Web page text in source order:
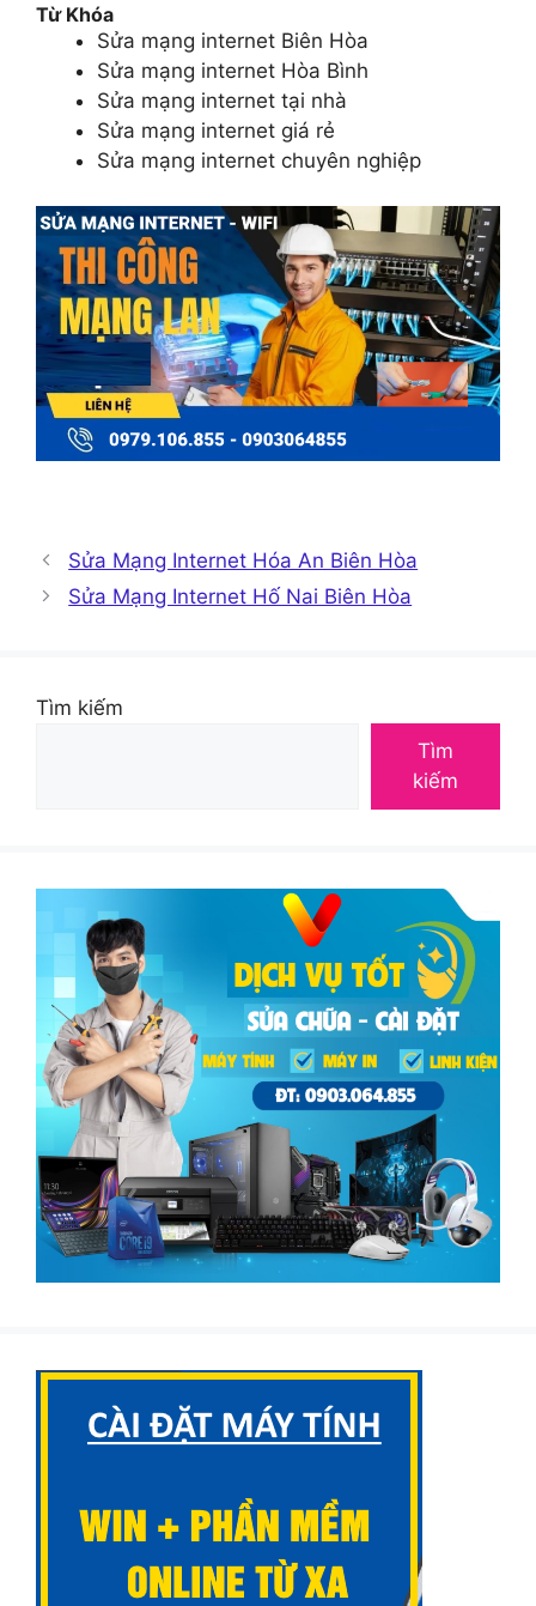
Từ Khóa
Sửa mạng internet Biên Hòa
Sửa mạng internet Hòa Bình
Sửa mạng internet tại nhà
Sửa mạng internet giá rẻ
Sửa mạng internet chuyên nghiệp
Sửa Mạng Internet Hóa An Biên Hòa
Sửa Mạng Internet Hố Nai Biên Hòa
Tìm kiếm
Tìm
kiếm